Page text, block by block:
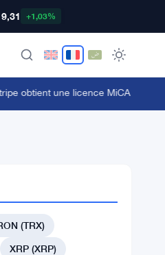
+1,03%
obtient une licence MiCA alors
(TRX)
XRP (XRP)